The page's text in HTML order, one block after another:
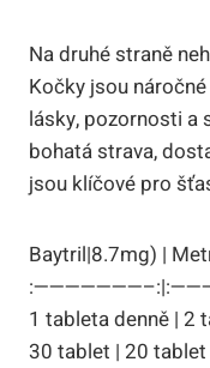
Na druhé straně
Kočky jsou
lásky, pozornosti a
bohatá strava,
jsou klíčové pro
Baytril|8.7mg) |
1 tableta denně | 2
30 tablet | 20 tablet